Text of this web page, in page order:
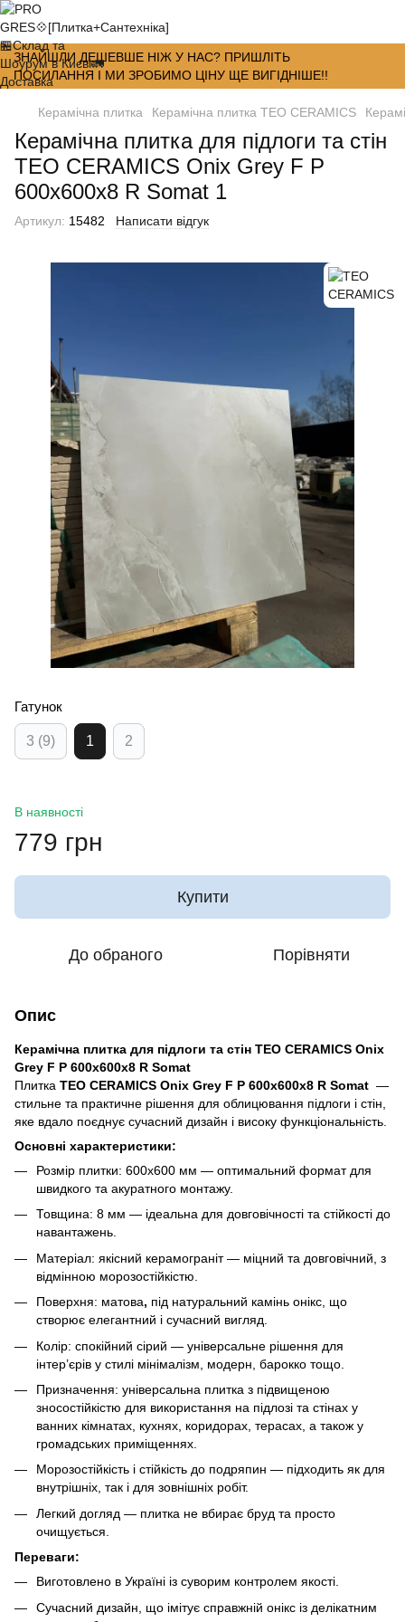
ЗНАЙШЛИ ДЕШЕВШЕ НІЖ У НАС? ПРИШЛІТЬ
ПОСИЛАННЯ І МИ ЗРОБИМО ЦІНУ ЩЕ ВИГІДНІШЕ!!
Керамічна плитка Керамічна плитка TEO CERAMICS
Керамічна плитка для підлоги та стін
TEO CERAMICS Onix Grey F P
600x600x8 R Somat 1
Артикул: 15482 Написати відгук
Гатунок
3 (9) 1 2
В наявності
779 грн
Купити
До обраного Порівняти
Опис
Керамічна плитка для підлоги та стін TEO CERAMICS Onix
Grey F P 600x600x8 R Somat
Плитка TEO CERAMICS Onix Grey F P 600x600x8 R Somat —
стильне та практичне рішення для облицювання підлоги і стін,
яке вдало поєднує сучасний дизайн і високу функціональність.
Основні характеристики:
Розмір плитки: 600х600 мм — оптимальний формат для
швидкого та акуратного монтажу.
Товщина: 8 мм — ідеальна для довговічності та стійкості до
навантажень.
Матеріал: якісний керамограніт — міцний та довговічний, з
відмінною морозостійкістю.
Поверхня: матова, під натуральний камінь онікс, що
створює елегантний і сучасний вигляд.
Колір: спокійний сірий — універсальне рішення для
інтер’єрів у стилі мінімалізм, модерн, барокко тощо.
Призначення: універсальна плитка з підвищеною
зносостійкістю для використання на підлозі та стінах у
ванних кімнатах, кухнях, коридорах, терасах, а також у
громадських приміщеннях.
Морозостійкість і стійкість до подряпин — підходить як для
внутрішніх, так і для зовнішніх робіт.
Легкий догляд — плитка не вбирає бруд та просто
очищується.
Переваги:
Виготовлено в Україні із суворим контролем якості.
Сучасний дизайн, що імітує справжній онікс із делікатним